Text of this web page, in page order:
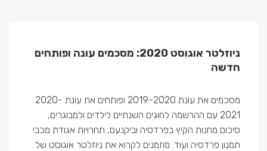
ניוזלטר אוגוסט 2020: מסכמים עונה ופותחים
חדשה
מסכמים את עונת 2019-2020 ופותחים את עונת 2020-
2021 עם ההרשמה לחוגים השנתיים לילדים ולמבוגרים,
סיכום מחנות הקיץ בפרדסיה וביקנעם, תחרויות אגודת מכבי
תמנון פרדסיה ועוד. מוזמנים לקרוא את ניוזלטר אוגוסט של